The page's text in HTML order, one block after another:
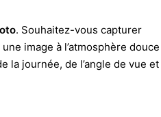
. Souhaitez-vous capturer
image à l’atmosphère douce
la journée, de l’angle de vue et